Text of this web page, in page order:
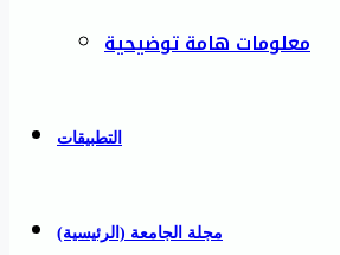
معلومات هامة توضيحية
التطبيقات
مجلة الجامعة (الرئيسية)